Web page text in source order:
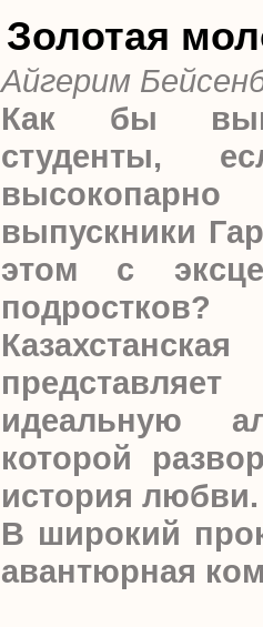
Золотая
Айгерим
Как бы
студенты,
выпускники
этом с
подростков?
идеальную
которой
история любви.
В широкий
авантюрная